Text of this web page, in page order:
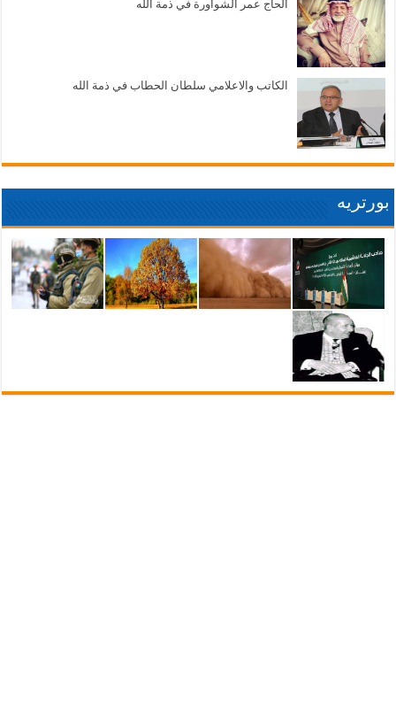
الحاج عمر الشواورة في ذمة الله
الكاتب والاعلامي سلطان الحطاب في ذمة الله
بورتريه